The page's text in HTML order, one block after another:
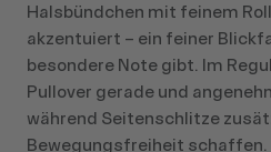
Halsbündchen mit feinem
akzentuiert – ein feiner
besondere Note gibt. Im
Pullover gerade und
während Seitenschlitze
Bewegungsfreiheit schaffen.